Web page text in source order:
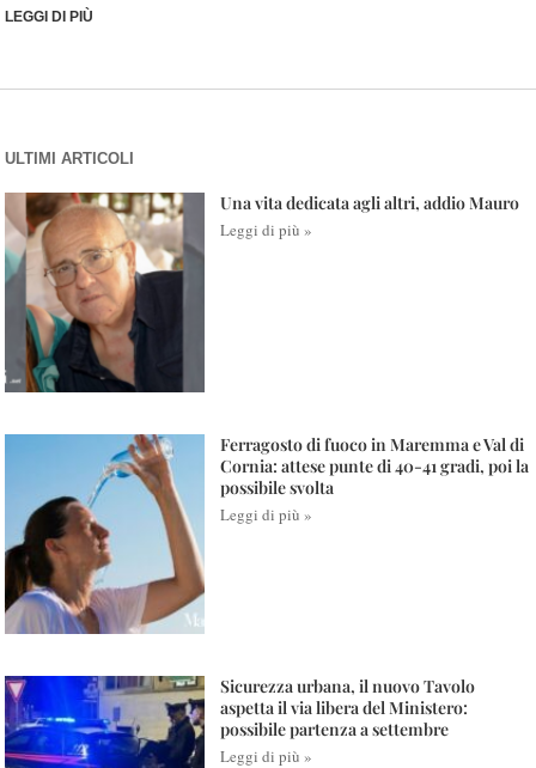
LEGGI DI PIÙ
ULTIMI ARTICOLI
Una vita dedicata agli altri, addio Mauro
Leggi di più »
Ferragosto di fuoco in Maremma e Val di
Cornia: attese punte di 40-41 gradi, poi la
possibile svolta
Leggi di più »
Sicurezza urbana, il nuovo Tavolo
aspetta il via libera del Ministero:
possibile partenza a settembre
Leggi di più »